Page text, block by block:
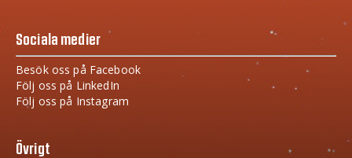
Sociala medier
Besök oss på Facebook
Följ oss på LinkedIn
Följ oss på Instagram
Övrigt